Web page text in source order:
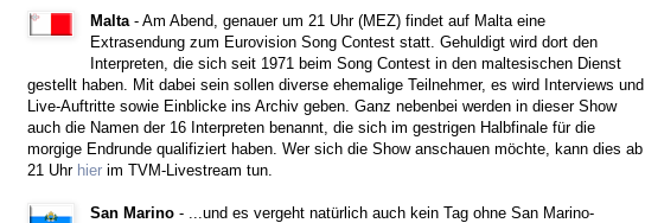
Malta- Am Abend, genauer um 21 Uhr (MEZ) findet auf Malta eine
Extrasendung zum Eurovision Song Contest statt. Gehuldigt wird dort den
Interpreten, die sich seit 1971 beim Song Contest in den maltesischen Dienst
gestellt haben. Mit dabei sein sollen diverse ehemalige Teilnehmer, es wird Interviews und
Live-Auftritte sowie Einblicke ins Archiv geben. Ganz nebenbei werden in dieser Show
auch die Namen der 16 Interpreten benannt, die sich im gestrigen Halbfinale für die
morgige Endrunde qualifiziert haben. Wer sich die Show anschauen möchte, kann dies ab
21 Uhr hier im TVM-Livestream tun.
San Marino - ...und es vergeht natürlich auch kein Tag ohne San Marino-